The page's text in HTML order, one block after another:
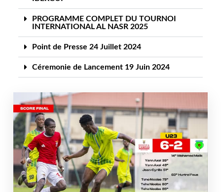
PROGRAMME COMPLET DU TOURNOI
INTERNATIONAL AL NASR 2025
Point de Presse 24 Juillet 2024
Céremonie de Lancement 19 Juin 2024